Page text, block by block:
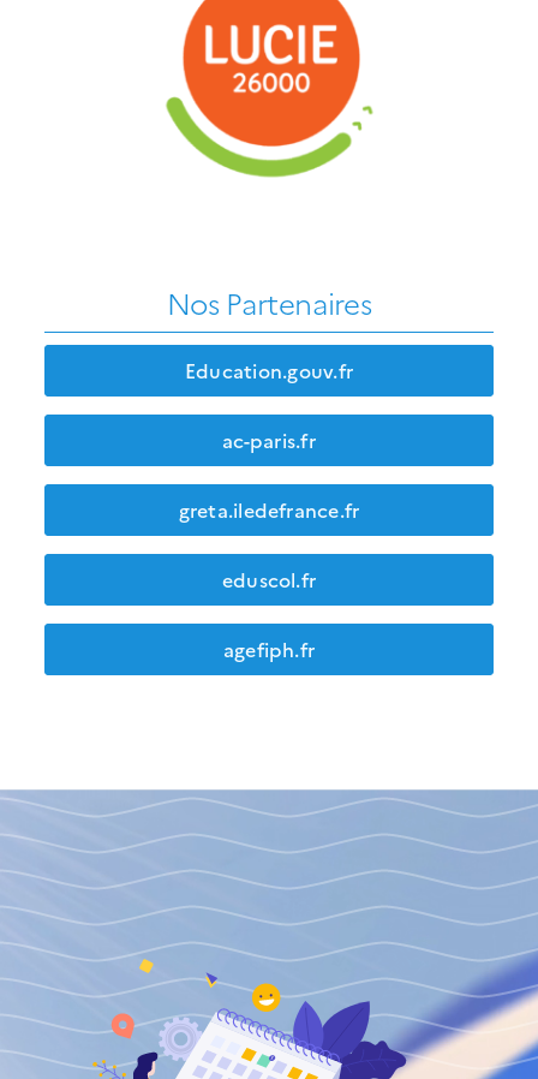
Nos Partenaires
Education.gouv.fr
ac-paris.fr
greta.iledefrance.fr
eduscol.fr
agefiph.fr